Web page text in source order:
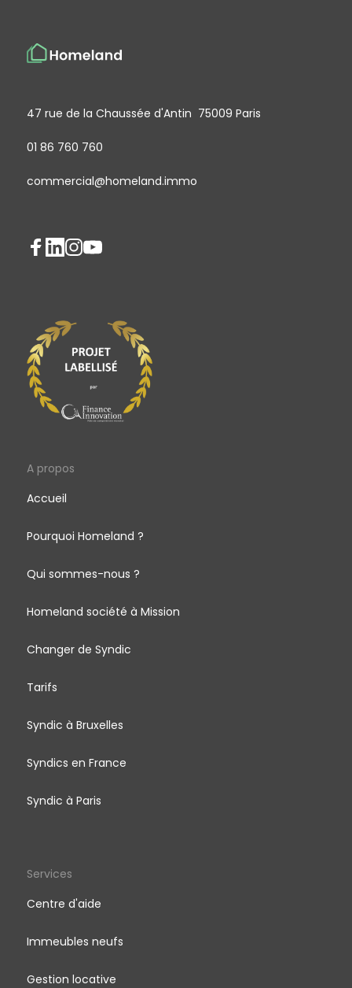
47 rue de la Chaussée d'Antin 75009 Paris
01 86 760 760
commercial@homeland.immo
A propos
Accueil
Pourquoi Homeland ?
Qui sommes-nous ?
Homeland société à Mission
Changer de Syndic
Tarifs
Syndic à Bruxelles
Syndics en France
Syndic à Paris
Services
Centre d'aide
Immeubles neufs
Gestion locative